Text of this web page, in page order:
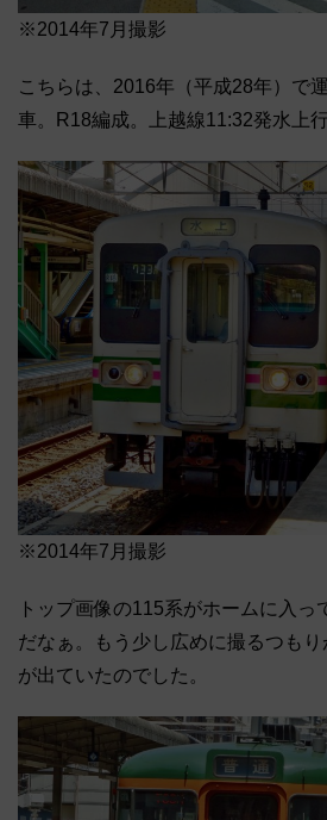
※2014年7月撮影
こちらは、2016年（平成28年）で
車。R18編成。上越線11:32発水上行
※2014年7月撮影
トップ画像の115系がホームに入っ
だなぁ。もう少し広めに撮るつも
が出ていたのでした。